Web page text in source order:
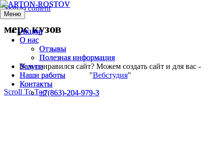
Skip to content
Меню
Акции
О нас
Отзывы
Полезная информация
Услуги
Наши работы
Контакты
+7(863)-204-979-3
Меню
Акции
О нас
Отзывы
Полезная информация
Услуги
Наши работы
Контакты
+7(863)-204-979-3
мерс кузов
Вам понравился сайт? Можем создать сайт и для вас -
"Вебстудия"
Scroll To Top